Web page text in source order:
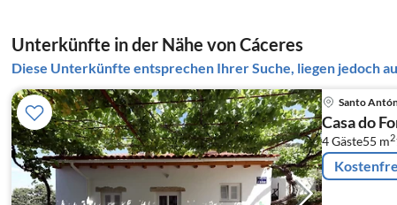
Unterkünfte in der Nähe von Cáceres
Diese Unterkünfte entsprechen Ihrer Suche, liegen jedoch
Santo
Casa do
4 Gäste55 m2